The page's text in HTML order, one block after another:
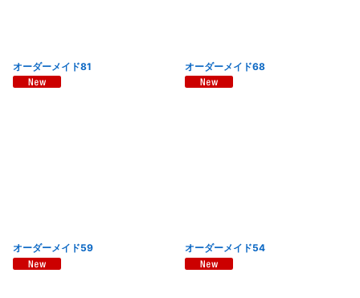
オーダーメイド81 オーダーメイド68
オーダーメイド59 オーダーメイド54